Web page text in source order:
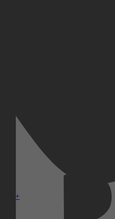
met man en hond naar Italië om
te beginnen.
hij het succesvolle boek
overleven in Italië” met inmiddels
boek gaat over het dagelijkse
Sinds een paar jaar legt
zeer korte verhalen waarmee
Dit boek bevat een selectie
een mengeling van
schetsen.